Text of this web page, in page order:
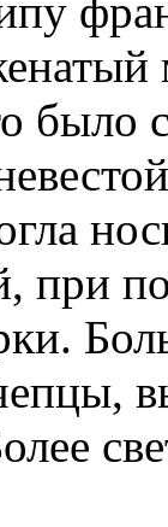
было
при